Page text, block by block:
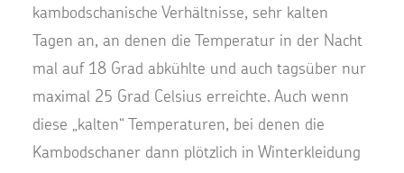
kambodschanische Verhältnisse, sehr kalten
Tagen an, an denen die Temperatur in der Nacht
mal auf 18 Grad abkühlte und auch tagsüber nur
maximal 25 Grad Celsius erreichte. Auch wenn
diese „kalten“ Temperaturen, bei denen die
Kambodschaner dann plötzlich in Winterkleidung